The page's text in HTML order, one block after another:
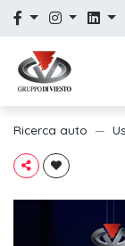
Ricerca auto